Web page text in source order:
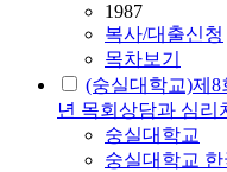
1987
복사/대출신청
목차보기
(숭실대학교)제8
년 목회상담과 심리
숭실대학교
숭실대학교